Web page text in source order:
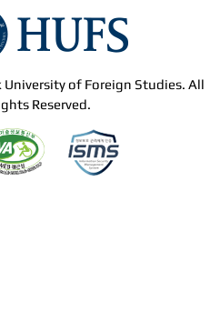
of Foreign Studies. All
Reserved.